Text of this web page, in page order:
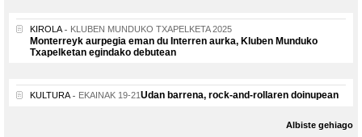
KIROLA KLUBEN MUNDUKO TXAPELKETA 2025
Monterreyk aurpegia eman du Interren aurka, Kluben Munduko
Txapelketan egindako debutean
KULTURA EKAINAK 19-21 Udan barrena, rock-and-rollaren doinupean
Albiste gehiago